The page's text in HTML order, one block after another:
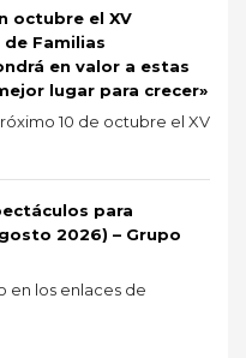
octubre el XV
Familias
en valor a estas
lugar para crecer»
10 de octubre el XV
para
2026) – Grupo
en los enlaces de